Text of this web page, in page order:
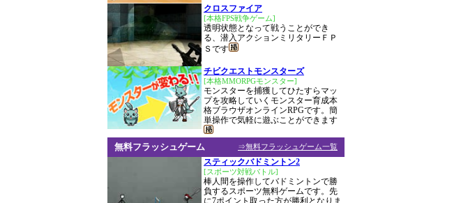
クロスファイア
[本格FPS戦争ゲーム]
透明状態となって戦うことができ
る、潜入アクションミリタリーＦＰ
Ｓです
チビクエストモンスターズ
[本格MMORPGモンスター]
モンスターを捕獲してひたすらマッ
プを攻略していくモンスター育成本
格ブラウザオンラインRPGです。簡
単操作で気軽に遊ぶことができます
⇒無料フラッシュゲーム一覧
無料フラッシュゲーム
スティックバドミントン2
[スポーツ対戦バトル]
棒人間を操作してバドミントンで勝
負するスポーツ無料ゲームです。先
に7ポイント取った方が勝利となりま